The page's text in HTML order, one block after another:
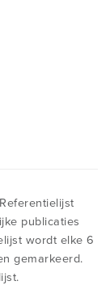
publicaties
wordt elke 6
gemarkeerd.